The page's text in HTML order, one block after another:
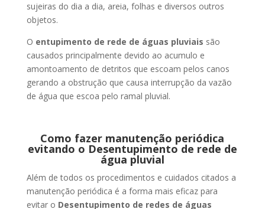
sujeiras do dia a dia, areia, folhas e diversos outros
objetos.
O entupimento de rede de águas pluviais são
causados principalmente devido ao acumulo e
amontoamento de detritos que escoam pelos canos
gerando a obstrução que causa interrupção da vazão
de água que escoa pelo ramal pluvial.
Como fazer manutenção periódica
evitando o Desentupimento de rede de
água pluvial
Além de todos os procedimentos e cuidados citados a
manutenção periódica é a forma mais eficaz para
evitar o Desentupimento de redes de águas